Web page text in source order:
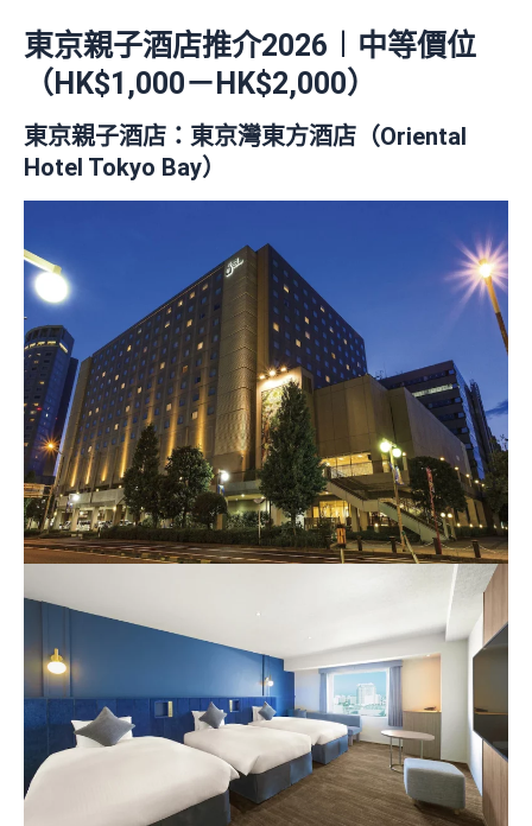
東京親子酒店推介2026︱中等價位
（HK$1,000－HK$2,000）
東京親子酒店： 東京灣東方酒店（Oriental
Hotel Tokyo Bay）